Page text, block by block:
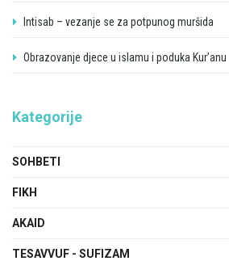
Intisab – vezanje se za potpunog muršida
Obrazovanje djece u islamu i poduka Kur’anu
Kategorije
SOHBETI
FIKH
AKAID
TESAVVUF - SUFIZAM